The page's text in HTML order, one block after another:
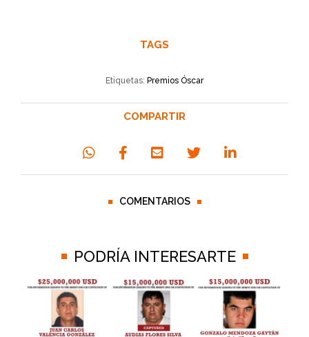
TAGS
Etiquetas: Premios Óscar
COMPARTIR
COMENTARIOS
PODRÍA INTERESARTE